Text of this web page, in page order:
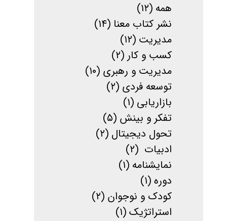
همه (۱۲)
نشر کتاب معنا (۱۴)
مدیریت (۱۲)
کسب و کار(۲)
مدیریت و رهبری (۱۰)
توسعه فردی (۲)
بازاریابی (۱)
تفکر و بینش (۵)
تحول دیجیتال (۲)
ادبیات (۲)
نمایشنامه (۱)
دوره(۱)
کودک و نوجوان (۲)
استراتژیک(۱)